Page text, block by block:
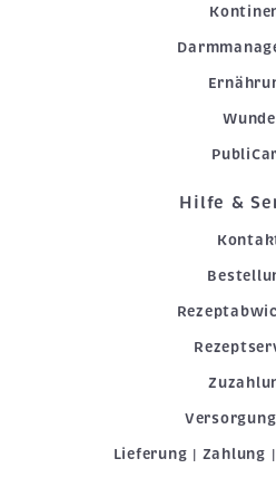
Wunde
Hilfe &
Lieferung | Zahlung